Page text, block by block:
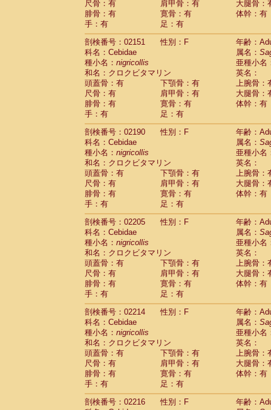
CercopithecidaeMiopithecus talapoin
CercopithecidaeCercopithecinae spp.
CercopithecidaeColobus angolensis
CercopithecidaeColobus guereza (0)
Cercopithecidae Colobus polykomos
Cercopithecidae Piliocolobus badius
Cercopithecidae Kasi senex vetulus
CercopithecidaeKasi senex
CercopithecidaeNasalis larvatus(0)
CercopithecidaePresbytes
CercopithecidaePygathrix nemaeus
CercopithecidaeSemnopithecus
Cercopithecidae
Trachypithecus
Cercopithecidae
Trachypithecus
Cercopithecidae
Trachypithecus
CercopithecidaeTrachypithecus
CercopithecidaeColobinae spp.(0)
CercopithecidaePresbytesinaespp.(0)
CercopithecidaeCercopithecidae
HylobatidaeHoolock hoolock(1)
HylobatidaeHylobates agilis
Hylobatidae (0)
Hylobatidae Hylobates lar
HylobatidaeHylobates moloch(2)
Hylobatidae Hylobates muelleri(0)
HylobatidaeHylobates pileatus(3)
Hylobatidae Hylobates
HylobatidaeHylobateshybrid(1)
HylobatidaeNomascus concolor(0)
Hylobatidae
Symphalangus
Hominidae
(0)
Hominidae Pan troglodytes
Hominidae Gorilla gorilla beringei(0)
Hominidae Gorilla gorilla gorilla(0)
Primates misc.(0)
Scandentia Dendrogale melanura
Scandentia Ptilocercus lowii
尺骨：有
肩甲骨：有
大腿骨：
腓骨：有
寛骨：有
体幹：有
手：有
足：有
剖検番号：02151
性別：F
年齢：
科名：Cebidae
属名：
種小名： nigricollis
亜種小名
和名：クロクビタマリン
英名：
頭蓋骨：有
下顎骨：有
上腕骨：
尺骨：有
肩甲骨：有
大腿骨：
腓骨：有
寛骨：有
体幹：有
手：有
足：有
剖検番号：02190
性別：F
年齢：
科名：Cebidae
属名：
種小名： nigricollis
亜種小名
和名：クロクビタマリン
英名：
頭蓋骨：有
下顎骨：有
上腕骨：
尺骨：有
肩甲骨：有
大腿骨：
腓骨：有
寛骨：有
体幹：有
手：有
足：有
剖検番号：02205
性別：F
年齢：
科名：Cebidae
属名：
種小名： nigricollis
亜種小名
和名：クロクビタマリン
英名：
頭蓋骨：有
下顎骨：有
上腕骨：
尺骨：有
肩甲骨：有
大腿骨：
腓骨：有
寛骨：有
体幹：有
手：有
足：有
剖検番号：02214
性別：F
年齢：
科名：Cebidae
属名：
種小名： nigricollis
亜種小名
和名：クロクビタマリン
英名：
頭蓋骨：有
下顎骨：有
上腕骨：
尺骨：有
肩甲骨：有
大腿骨：
腓骨：有
寛骨：有
体幹：有
手：有
足：有
剖検番号：02216
性別：F
年齢：